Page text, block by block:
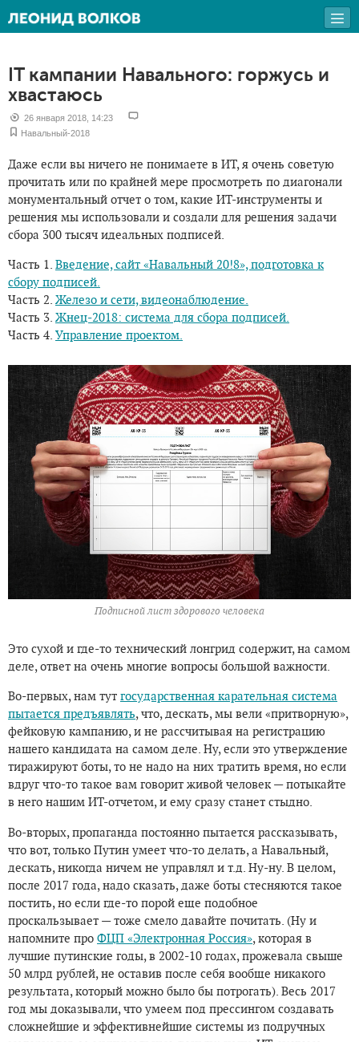
IT кампании Навального: горжусь и
хвастаюсь
26 января 2018, 14:23
Навальный-2018
Даже если вы ничего не понимаете в ИТ, я очень советую
прочитать или по крайней мере просмотреть по диагонали
монументальный отчет о том, какие ИТ-инструменты и
решения мы использовали и создали для решения задачи
сбора 300 тысяч идеальных подписей.
Часть 1. Введение, сайт «Навальный 20!8», подготовка к
сбору подписей.
Часть 2. Железо и сети, видеонаблюдение.
Часть 3. Жнец-2018: система для сбора подписей.
Часть 4. Управление проектом.
Подписной лист здорового человека
Это сухой и где-то технический лонгрид содержит, на самом
деле, ответ на очень многие вопросы большой важности.
Во-первых, нам тут государственная карательная система
пытается предъявлять, что, дескать, мы вели «притворную»,
фейковую кампанию, и не рассчитывая на регистрацию
нашего кандидата на самом деле. Ну, если это утверждение
тиражируют боты, то не надо на них тратить время, но если
вдруг что-то такое вам говорит живой человек — потыкайте
в него нашим ИТ-отчетом, и ему сразу станет стыдно.
Во-вторых, пропаганда постоянно пытается рассказывать,
что вот, только Путин умеет что-то делать, а Навальный,
дескать, никогда ничем не управлял и т.д. Ну-ну. В целом,
после 2017 года, надо сказать, даже боты стесняются такое
постить, но если где-то порой еще подобное
проскальзывает — тоже смело давайте почитать. (Ну и
напомните про ФЦП «Электронная Россия», которая в
лучшие путинские годы, в 2002-10 годах, прожевала свыше
50 млрд рублей, не оставив после себя вообще никакого
результата, который можно было бы потрогать). Весь 2017
год мы доказывали, что умеем под прессингом создавать
сложнейшие и эффективнейшие системы из подручных